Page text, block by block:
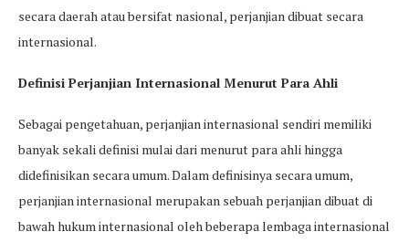
secara daerah atau bersifat nasional, perjanjian dibuat secara
internasional.
Definisi Perjanjian Internasional Menurut Para Ahli
Sebagai pengetahuan, perjanjian internasional sendiri memiliki
banyak sekali definisi mulai dari menurut para ahli hingga
didefinisikan secara umum. Dalam definisinya secara umum,
perjanjian internasional merupakan sebuah perjanjian dibuat di
bawah hukum internasional oleh beberapa lembaga internasional